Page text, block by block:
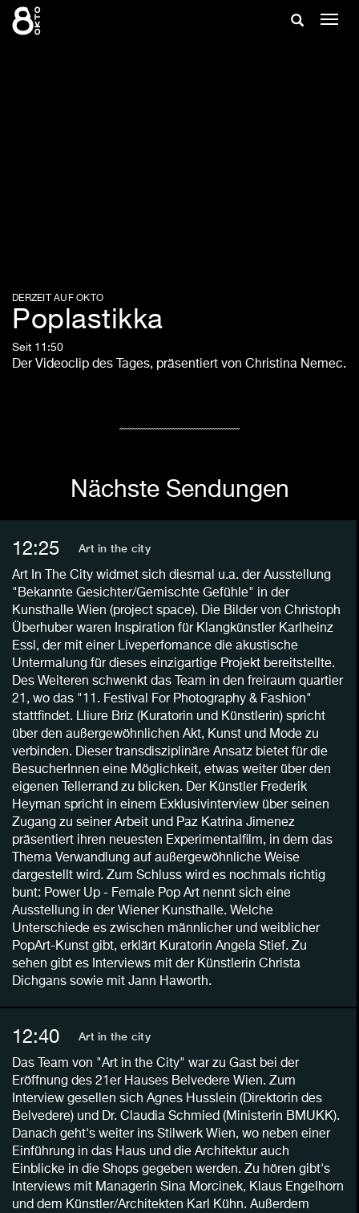
Zum
Inhalt
Suche
DERZEIT AUF OKTO
Poplastikka
Seit 11:50
Der Videoclip des Tages, präsentiert von Christina Nemec.
Nächste Sendungen
12:25 Art in the city
Art In The City widmet sich diesmal u.a. der Ausstellung
"Bekannte Gesichter/Gemischte Gefühle" in der
Kunsthalle Wien (project space). Die Bilder von Christoph
Überhuber waren Inspiration für Klangkünstler Karlheinz
Essl, der mit einer Liveperfomance die akustische
Untermalung für dieses einzigartige Projekt bereitstellte.
Des Weiteren schwenkt das Team in den freiraum quartier
21, wo das "11. Festival For Photography & Fashion"
stattfindet. Lliure Briz (Kuratorin und Künstlerin) spricht
über den außergewöhnlichen Akt, Kunst und Mode zu
verbinden. Dieser transdisziplinäre Ansatz bietet für die
BesucherInnen eine Möglichkeit, etwas weiter über den
eigenen Tellerrand zu blicken. Der Künstler Frederik
Heyman spricht in einem Exklusivinterview über seinen
Zugang zu seiner Arbeit und Paz Katrina Jimenez
präsentiert ihren neuesten Experimentalfilm, in dem das
Thema Verwandlung auf außergewöhnliche Weise
dargestellt wird. Zum Schluss wird es nochmals richtig
bunt: Power Up - Female Pop Art nennt sich eine
Ausstellung in der Wiener Kunsthalle. Welche
Unterschiede es zwischen männlicher und weiblicher
PopArt-Kunst gibt, erklärt Kuratorin Angela Stief. Zu
sehen gibt es Interviews mit der Künstlerin Christa
Dichgans sowie mit Jann Haworth.
12:40 Art in the city
Das Team von "Art in the City" war zu Gast bei der
Eröffnung des 21er Hauses Belvedere Wien. Zum
Interview gesellen sich Agnes Husslein (Direktorin des
Belvedere) und Dr. Claudia Schmied (Ministerin BMUKK).
Danach geht's weiter ins Stilwerk Wien, wo neben einer
Einführung in das Haus und die Architektur auch
Einblicke in die Shops gegeben werden. Zu hören gibt's
Interviews mit Managerin Sina Morcinek, Klaus Engelhorn
und dem Künstler/Architekten Karl Kühn. Außerdem